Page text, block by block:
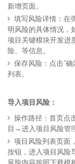
新增页面。
填写风险详情：在
明风险的具体情况，
项目关键模块开发进
险、等信息。
保存风险：点击“
列表。
导入项目风险：
操作路径：首页点
目→进入项目风险管
项目风险列表页面
按钮，进入项目风险